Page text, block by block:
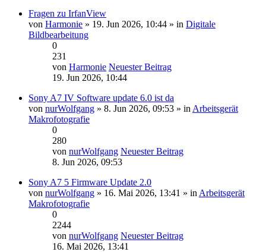
Fragen zu IrfanView
von Harmonie » 19. Jun 2026, 10:44 » in Digitale
Bildbearbeitung
0
231
von Harmonie Neuester Beitrag
19. Jun 2026, 10:44
Sony A7 IV Software update 6.0 ist da
von nurWolfgang » 8. Jun 2026, 09:53 » in Arbeitsgerät
Makrofotografie
0
280
von nurWolfgang Neuester Beitrag
8. Jun 2026, 09:53
Sony A7 5 Firmware Update 2.0
von nurWolfgang » 16. Mai 2026, 13:41 » in Arbeitsgerät
Makrofotografie
0
2244
von nurWolfgang Neuester Beitrag
16. Mai 2026, 13:41